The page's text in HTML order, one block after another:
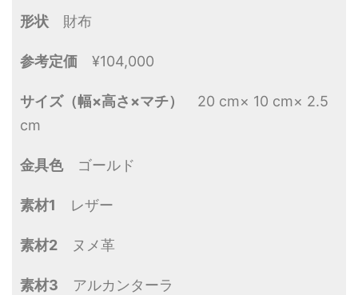
形状 財布
参考定価 ¥104,000
サイズ（幅×高さ×マチ） 20 cm× 10 cm× 2.5
cm
金具色ゴールド
素材1 レザー
素材2 ヌメ革
素材3 アルカンターラ